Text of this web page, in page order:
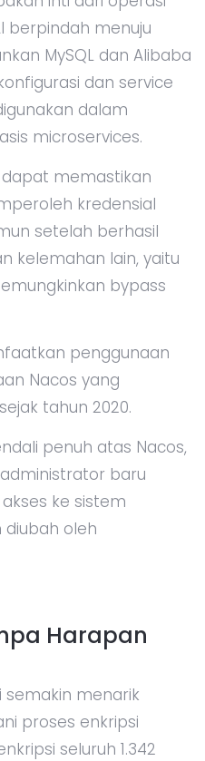
berpindah menuju
MySQL dan Alibaba
dan service
dalam
microservices.
dapat memastikan
kredensial
setelah berhasil
kelemahan lain, yaitu
bypass
penggunaan
Nacos yang
tahun 2020.
penuh atas Nacos,
baru
ke sistem
diubah oleh
Harapan
semakin menarik
proses enkripsi
seluruh 1.342